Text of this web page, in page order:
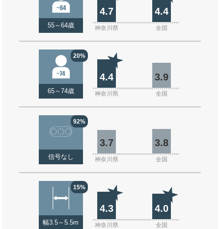
55～64歳
4.7 4.4
神奈川県 全国
20%
65～74歳
4.4 3.9
神奈川県 全国
92%
信号なし
3.7 3.8
神奈川県 全国
15%
幅3.5～5.5m
4.3 4.0
神奈川県 全国